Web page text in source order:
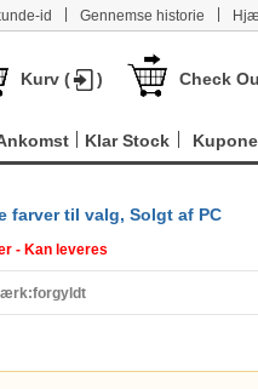
id Gennemse historie
Kurv ( ) Check
Klar Stock
farver til valg, Solgt af PC
- Kan leveres
forgyldt